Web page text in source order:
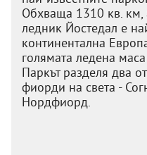
Обхваща 1310 кв. км,
ледник Йостедал е
континентална
голямата ледена
Паркът разделя два
фиорди на света -
Нордфиорд.